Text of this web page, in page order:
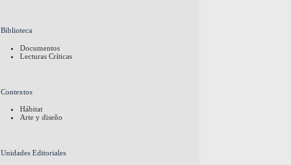
Biblioteca
Documentos
Lecturas Críticas
Contextos
Hábitat
Arte y diseño
Unidades Editoriales